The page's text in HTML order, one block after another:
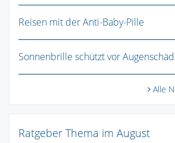
Reisen mit der Anti-Baby-Pille
Sonnenbrille schützt vor
Alle
Ratgeber Thema im August